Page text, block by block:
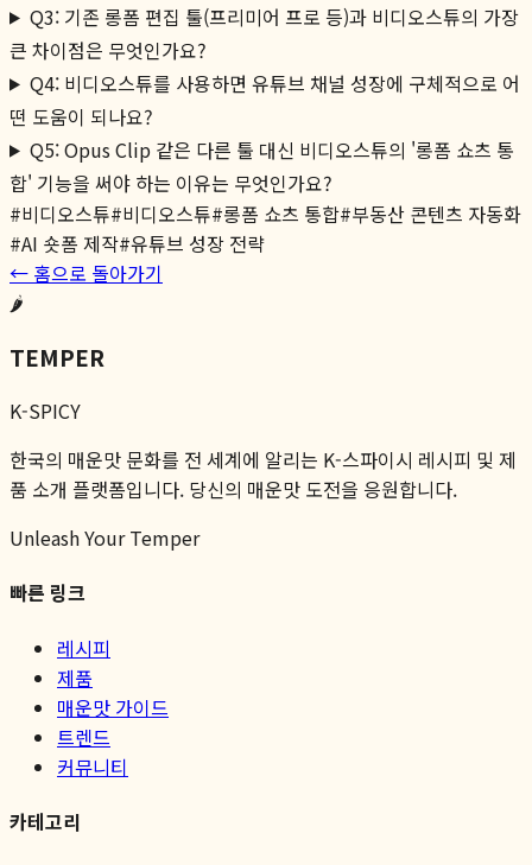
Q3: 기존 롱폼 편집 툴(프리미어 프로 등)과 비디오스튜의 가장
큰 차이점은 무엇인가요?
Q4: 비디오스튜를 사용하면 유튜브 채널 성장에 구체적으로 어
떤 도움이 되나요?
Q5: Opus Clip 같은 다른 툴 대신 비디오스튜의 '롱폼 쇼츠 통
합' 기능을 써야 하는 이유는 무엇인가요?
#비디오스튜#비디오스튜#롱폼 쇼츠 통합#부동산 콘텐츠 자동화
#AI 숏폼 제작#유튜브 성장 전략
← 홈으로 돌아가기
🌶️
TEMPER
K-SPICY
한국의 매운맛 문화를 전 세계에 알리는 K-스파이시 레시피 및 제
품 소개 플랫폼입니다. 당신의 매운맛 도전을 응원합니다.
Unleash Your Temper
빠른 링크
레시피
제품
매운맛 가이드
트렌드
커뮤니티
카테고리